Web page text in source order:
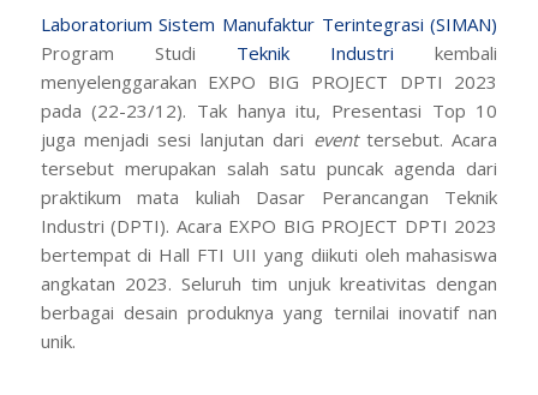
Laboratorium Sistem Manufaktur Terintegrasi (SIMAN)
Program Studi Teknik Industri kembali
menyelenggarakan EXPO BIG PROJECT DPTI 2023
pada (22-23/12). Tak hanya itu, Presentasi Top 10
juga menjadi sesi lanjutan dari eventtersebut. Acara
tersebut merupakan salah satu puncak agenda dari
praktikum mata kuliah Dasar Perancangan Teknik
Industri (DPTI). Acara EXPO BIG PROJECT DPTI 2023
bertempat di Hall FTI UII yang diikuti oleh mahasiswa
angkatan 2023. Seluruh tim unjuk kreativitas dengan
berbagai desain produknya yang ternilai inovatif nan
unik.